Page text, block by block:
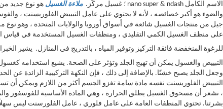
الاسم الكامل nano super & ndash ؛ غسيل مركّز.
ملاءة الغسيل هو نوع جديد
والضوء هو أكبر خصائصه ، لأنه لا يحتوي على عامل التبييض الفلوريسنت ،
جيل من منتجات الغسيل شائعة في أسواق أوروبا والولايات المتحدة ، وهو نوع
على منظف الغسيل الكمي التقليدي ، ومنظفات الغسيل المستخدمة في قياس
للرغوة المنخفضة فائقة التركيز وتوفير المياه ، بالتدريج في المنازل. يشير
التبييض والغسول يمكن أن تهيج الجلد وتؤثر على الصحة. يشيع استخدامه
وجعل الجلد يصبح خشنًا. بالإضافة إلى ذلك ، فإن النكهة التركيبية الزائدة
التبييض الفلوريسنت نفسه مادة سامة تغزو الجسم أكثر من اللازم ويمكن أن
، نشعر أن مسحوق الغسيل يطلق الحرارة ، وهي المادة الأساسية للفوسفور
بشرتنا. تحتوي المنظفات العامة على عامل فلوري ، عامل الفلورسنت ليس